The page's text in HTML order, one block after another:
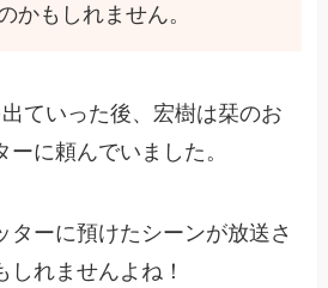
かもしれません。
ていった後、宏樹は栞のお
に頼んでいました。
ターに預けたシーンが放送さ
れませんよね！